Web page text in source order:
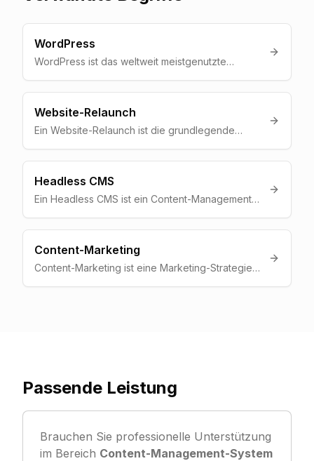
WordPress
WordPress ist das weltweit meistgenutzte
Unternehmensseiten.
Website-Relaunch
Ein Website-Relaunch ist die grundlegende
Geschaeftsziele anzupassen.
Headless CMS
Ein Headless CMS ist ein Content-Management-
Performance.
Content-Marketing
Content-Marketing ist eine Marketing-Strategie,
Passende Leistung
Brauchen Sie professionelle Unterstützung
im Bereich Content-Management-System